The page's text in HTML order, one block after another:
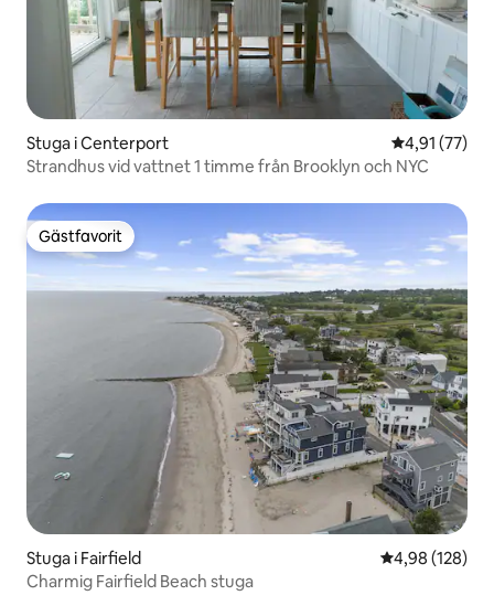
Stuga i Centerport 4,91 av 5 i
4,91 (77)
Strandhus vid vattnet 1 timme från Brooklyn och NYC
Gästfavorit
Gästfavorit
Stuga i Fairfield 4,98 av 5 i
4,98 (128)
Charmig Fairfield Beach stuga